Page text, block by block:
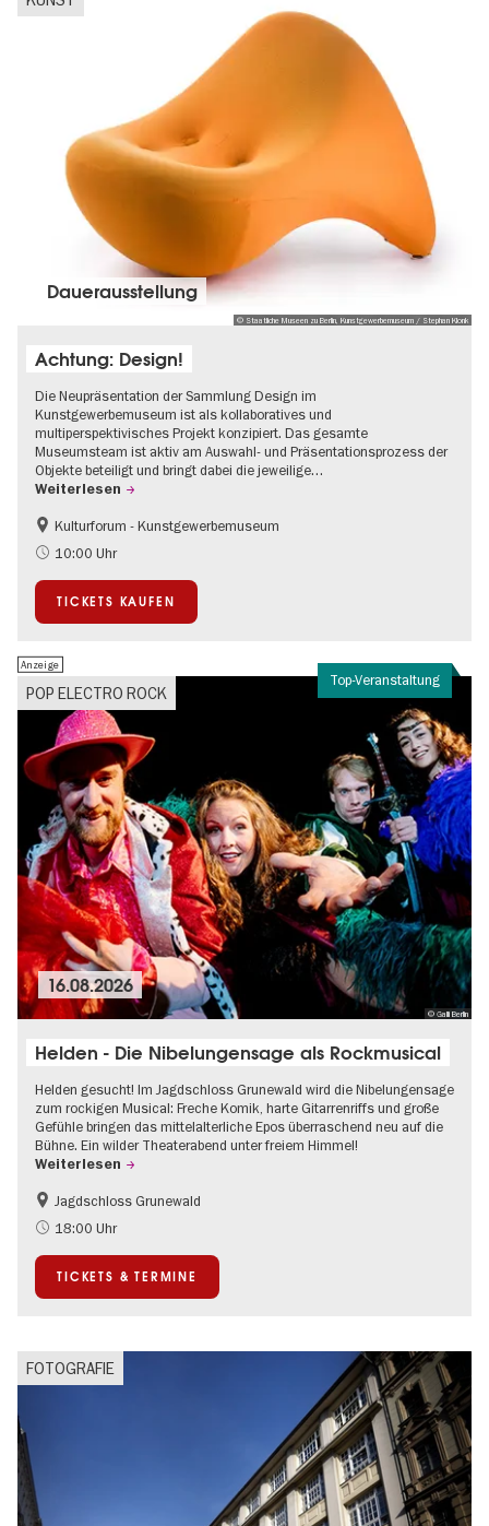
© Staatliche Museen zu Berlin, Kunstgewerbemuseum / Stephan Klonk
Dauer­aus­stel­lung
Achtung: Design!
Die Neupräsentation der Sammlung Design im
Kunstgewerbemuseum ist als kollaboratives und
multiperspektivisches Projekt konzipiert. Das gesamte
Museumsteam ist aktiv am Auswahl- und Präsentationsprozess der
Objekte beteiligt und bringt dabei die jeweilige…
Weiterlesen
Mode und Design
Kulturforum - Kunstgewerbemuseum
10:00 Uhr
TICKETS KAUFEN
Top-Veranstaltung
POP ELECTRO ROCK
Anzeige
© Galli Berlin
16.08.2026
Helden - Die Nibelungensage als Rockmusical
Helden gesucht! Im Jagdschloss Grunewald wird die Nibelungensage
zum rockigen Musical: Freche Komik, harte Gitarrenriffs und große
Gefühle bringen das mittelalterliche Epos überraschend neu auf die
Bühne. Ein wilder Theaterabend unter freiem Himmel!
Weiterlesen
Barrierefrei
Im Grünen
Open Air
Schlösser & Gärten
Jagdschloss Grunewald
18:00 Uhr
TICKETS & TERMINE
FOTOGRAFIE